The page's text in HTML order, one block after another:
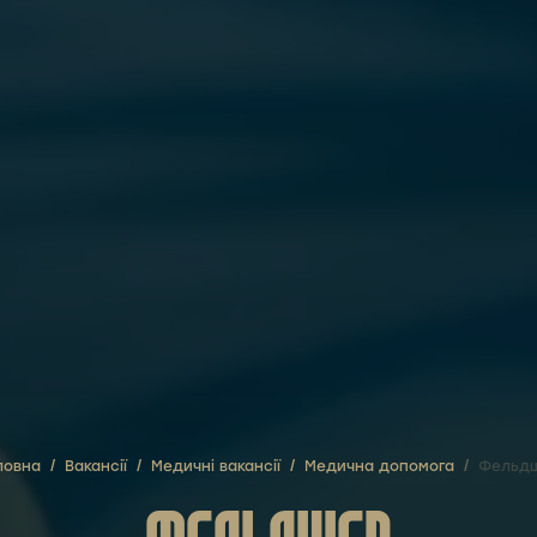
/ Вакансії/ Медичні вакансії/ Медична допомога/